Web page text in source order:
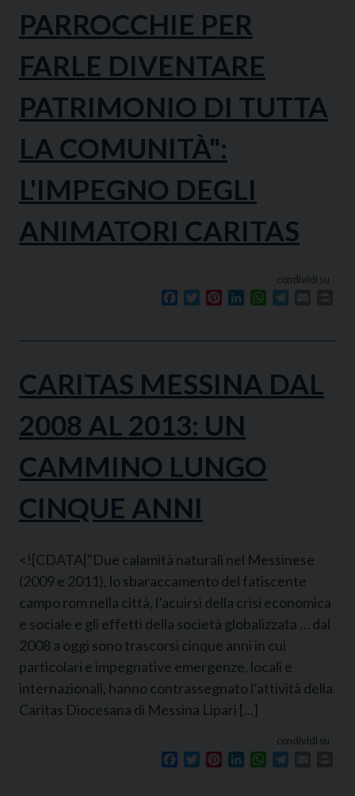
PARROCCHIE PER
FARLE DIVENTARE
PATRIMONIO DI TUTTA
LA COMUNITÀ":
L'IMPEGNO DEGLI
ANIMATORI CARITAS
condividi su
Facebook
TwitterPinterestLinkedInWhatsApp
CARITAS MESSINA DAL
2008 AL 2013: UN
CAMMINO LUNGO
CINQUE ANNI
<![CDATA["Due calamità naturali nel Messinese
(2009 e 2011), lo sbaraccamento del fatiscente
campo rom nella città, l’acuirsi della crisi economica
e sociale e gli effetti della società globalizzata … dal
2008 a oggi sono trascorsi cinque anni in cui
particolari e impegnative emergenze, locali e
internazionali, hanno contrassegnato l’attività della
Caritas Diocesana di Messina Lipari […]
condividi su
Facebook
TwitterPinterestLinkedInWhatsApp